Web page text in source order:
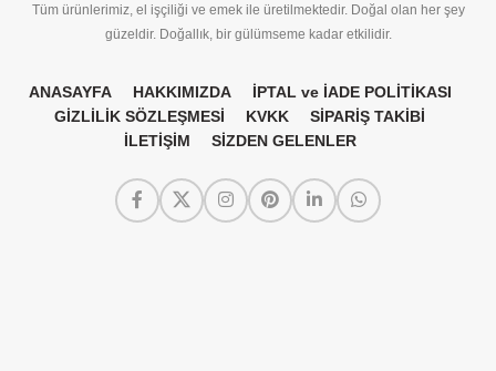
Tüm ürünlerimiz, el işçiliği ve emek ile üretilmektedir. Doğal olan her şey
güzeldir. Doğallık, bir gülümseme kadar etkilidir.
ANASAYFA HAKKIMIZDA
İPTAL ve İADE POLİTİKASI
GİZLİLİK SÖZLEŞMESİ
KVKK
SİPARİŞ TAKİBİ
İLETİŞİM
SİZDEN GELENLER